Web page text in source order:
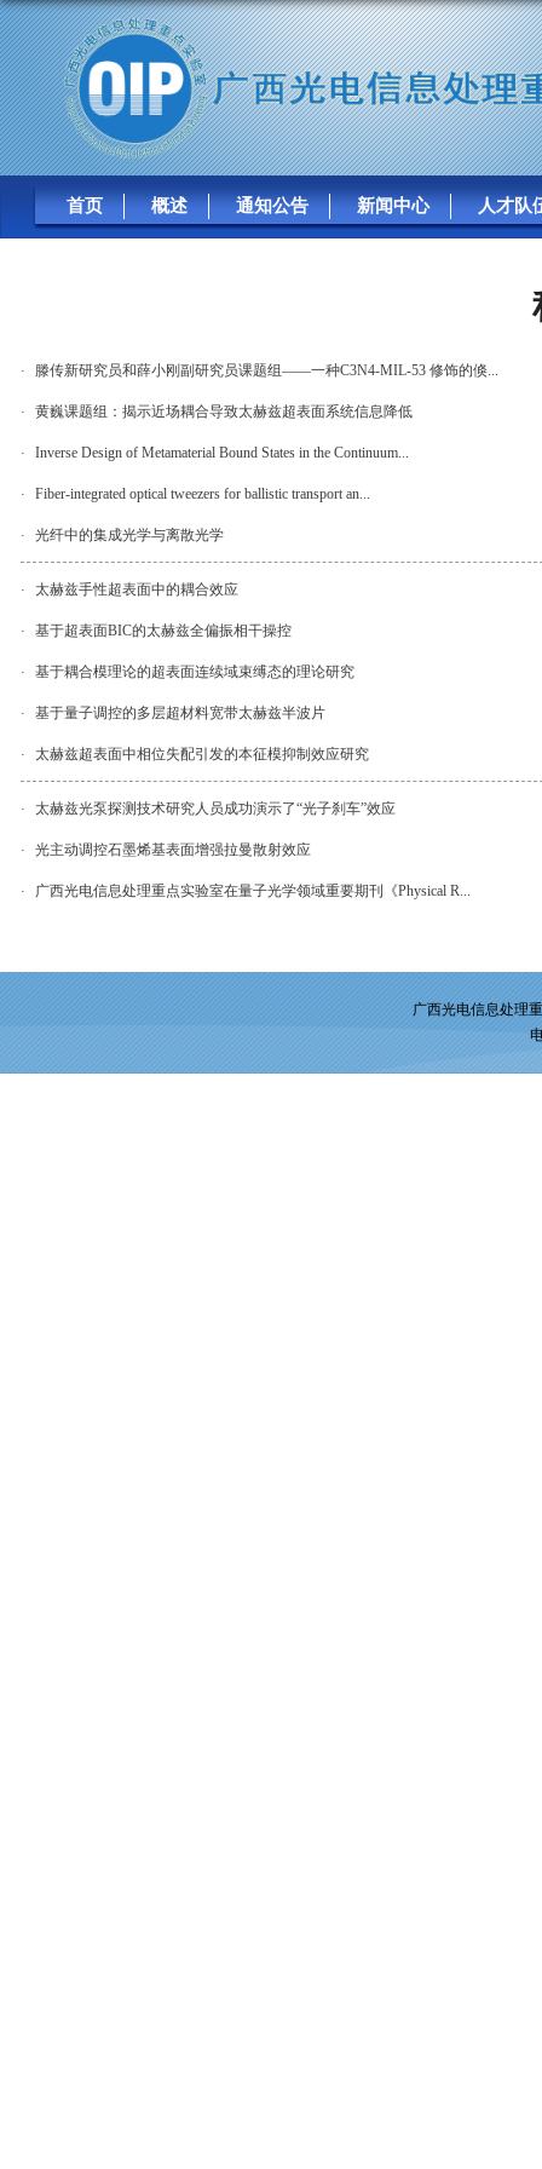
广西光电信息处理重点实验
首页 概述 通知公告 新闻中心 人才队
· 滕传新研究员和薛小刚副研究员课题组——一种C3N4-MIL-53 修饰的倏...
· 黄巍课题组：揭示近场耦合导致太赫兹超表面系统信息降低
· Inverse Design of Metamaterial Bound States in the Continuum...
· Fiber-integrated optical tweezers for ballistic transport an...
· 光纤中的集成光学与离散光学
· 太赫兹手性超表面中的耦合效应
· 基于超表面BIC的太赫兹全偏振相干操控
· 基于耦合模理论的超表面连续域束缚态的理论研究
· 基于量子调控的多层超材料宽带太赫兹半波片
· 太赫兹超表面中相位失配引发的本征模抑制效应研究
· 太赫兹光泵探测技术研究人员成功演示了“光子刹车”效应
· 光主动调控石墨烯基表面增强拉曼散射效应
· 广西光电信息处理重点实验室在量子光学领域重要期刊《Physical R...
广西光电信息处理